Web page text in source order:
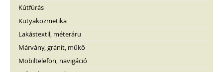
Kútfúrás
Kutyakozmetika
Lakástextil, méteráru
Márvány, gránit, műkő
Mobiltelefon, navigáció